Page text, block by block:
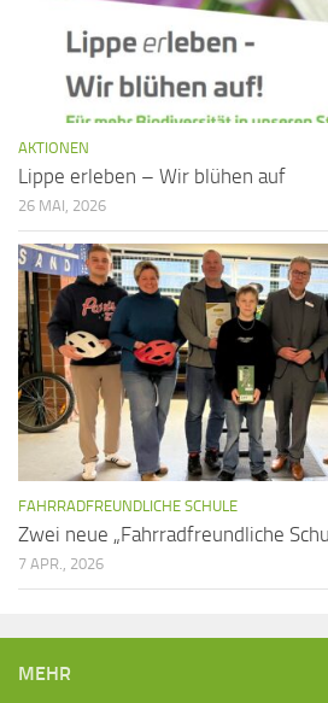
AKTIONEN
Lippe erleben – Wir blühen auf
26 MAI, 2026
FAHRRADFREUNDLICHE SCHULE
Zwei neue „Fahrradfreundliche
7 APR., 2026
MEHR